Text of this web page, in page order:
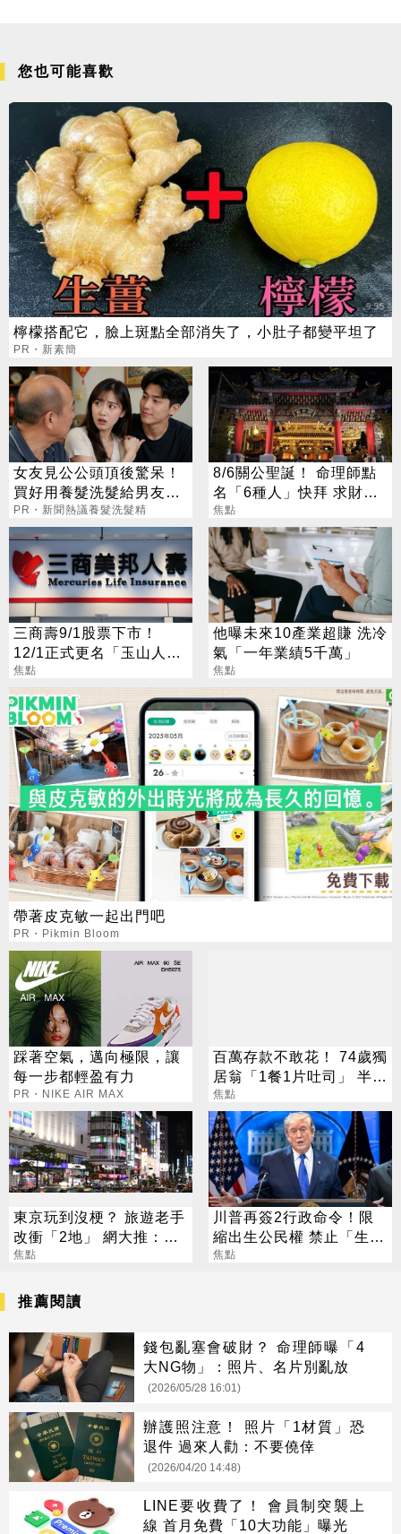
您也可能喜歡
檸檬搭配它，臉上斑點全部消失了，小肚子都變平坦了
PR・新素簡
女友見公公頭頂後驚呆！
買好用養髮洗髮給男友引
網議論
PR・新聞熱議養髮洗髮精
8/6關公聖誕！ 命理師點
名「6種人」快拜 求財求
職保平安
焦點
三商壽9/1股票下市！
12/1正式更名「玉山人
壽」
焦點
他曝未來10產業超賺 洗冷
氣「一年業績5千萬」
焦點
帶著皮克敏一起出門吧
PR・Pikmin Bloom
踩著空氣，邁向極限，讓
每一步都輕盈有力
PR・NIKE AIR MAX
百萬存款不敢花！ 74歲獨
居翁「1餐1片吐司」 半年
暴瘦嚇壞女兒
焦點
東京玩到沒梗？ 旅遊老手
改衝「2地」 網大推：去
了回不來
焦點
川普再簽2行政命令！限
縮出生公民權 禁止「生育
旅遊」
焦點
推薦閱讀
錢包亂塞會破財？ 命理師曝「4
大NG物」：照片、名片別亂放
(2026/05/28 16:01)
辦護照注意！ 照片「1材質」恐
退件 過來人勸：不要僥倖
(2026/04/20 14:48)
LINE要收費了！ 會員制突襲上
線 首月免費「10大功能」曝光